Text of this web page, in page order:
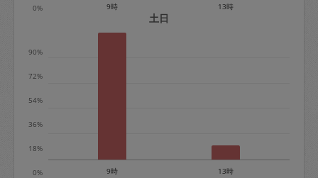
※キャンセル料金の設定について：
定期依頼1回（3時間）の金額とスポット
0% 9時 13時
土日
0%
18%
36%
54%
72%
90%
9時 13時